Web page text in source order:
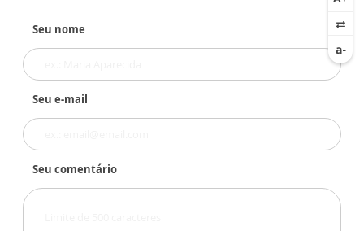
Seu nome
Seu e-mail
Seu comentário